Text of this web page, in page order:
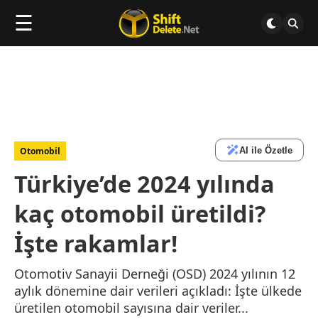
☰
Otomobil AI ile Özetle
Türkiye’de 2024 yılında
kaç otomobil üretildi?
İşte rakamlar!
Otomotiv Sanayii Derneği (OSD) 2024 yılının 12
aylık dönemine dair verileri açıkladı: İşte ülkede
üretilen otomobil sayısına dair veriler...